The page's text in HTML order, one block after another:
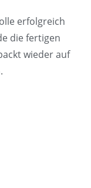
erfolgreich
die fertigen
wieder auf